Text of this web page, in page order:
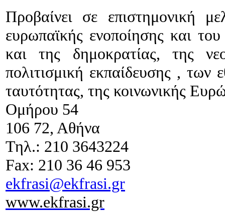
Προβαίνει σε επιστημονική
ευρωπαϊκής ενοποίησης και
και της δημοκρατίας, της
πολιτισμική εκπαίδευσης , των
ταυτότητας, της κοινωνικής
Ομήρου 54
106 72, Αθήνα
Τηλ.: 210 3643224
Fax: 210 36 46 953
ekfrasi@ekfrasi.gr
www.ekfrasi.gr